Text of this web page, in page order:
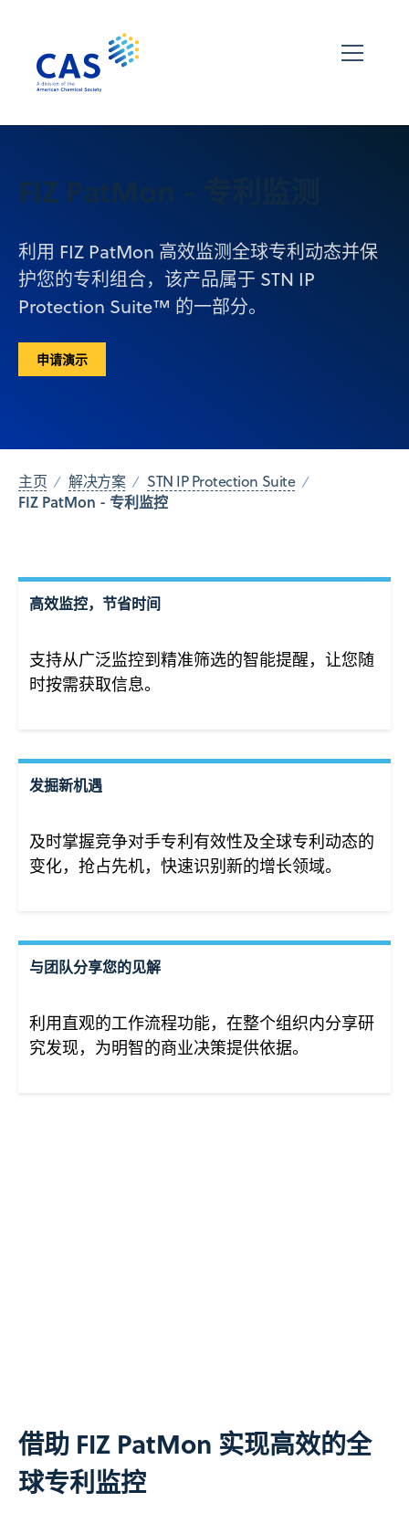
FIZ PatMon - 专利监测
利用 FIZ PatMon 高效监测全球专利动态并保
护您的专利组合，该产品属于 STN IP
Protection Suite™ 的一部分。
申请演示
主页 解决方案 STN IP Protection Suite
FIZ PatMon - 专利监控
高效监控，节省时间
支持从广泛监控到精准筛选的智能提醒，让您随
时按需获取信息。
发掘新机遇
及时掌握竞争对手专利有效性及全球专利动态的
变化，抢占先机，快速识别新的增长领域。
与团队分享您的见解
利用直观的工作流程功能，在整个组织内分享研
究发现，为明智的商业决策提供依据。
借助 FIZ PatMon 实现高效的全
球专利监控